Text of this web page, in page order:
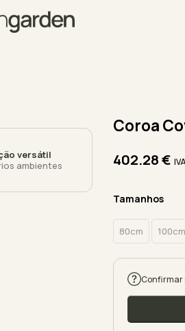
versátil
ambientes
Coroa
402.28€
Tamanhos
80cm 100cm
Confirmar